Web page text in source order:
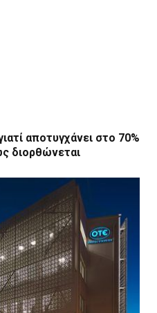
αποτυγχάνει στο 70%
διορθώνεται